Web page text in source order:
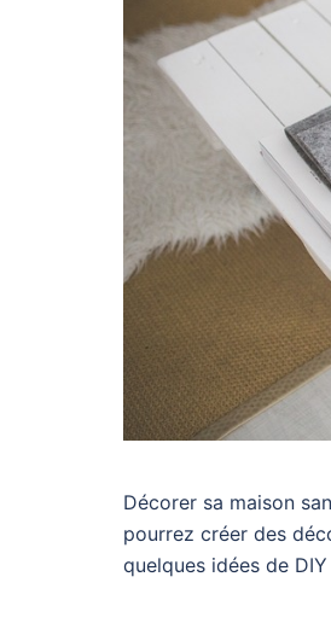
Décorer sa maison
pourrez créer des
quelques idées de